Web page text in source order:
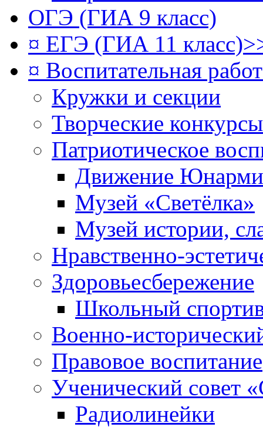
ОГЭ (ГИА 9 класс)
¤ ЕГЭ (ГИА 11
¤ Воспитательная
Кружки и секции
Творческие конкурсы
Патриотическое
Движение
Музей «Светёлка»
Музей истории,
Нравственно-
Здоровьесбережение
Школьный
Военно-
Правовое воспитание
Ученический совет
Радиолинейки